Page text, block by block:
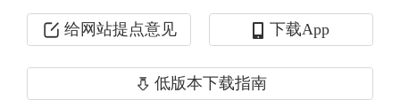
2022年9月1日，拼多多跨境电商平台正
式在海外上线，首站将面向北美市场；
给网站提点意见 下载App
低版本下载指南